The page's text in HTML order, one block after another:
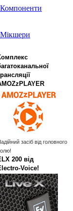
Компоненти
Мікшери
засіб від головного
200 від